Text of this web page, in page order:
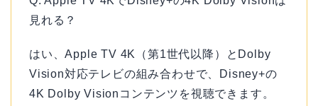
見れる？
はい、Apple TV 4K（第1世代以降）とDolby
Vision対応テレビの組み合わせで、Disney+の
4K Dolby Visionコンテンツを視聴できます。